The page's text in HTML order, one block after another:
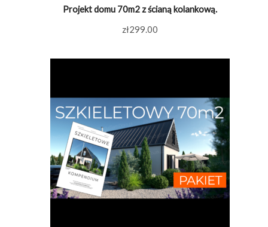
Projekt domu 70m2 z ścianą kolankową.
zł299.00